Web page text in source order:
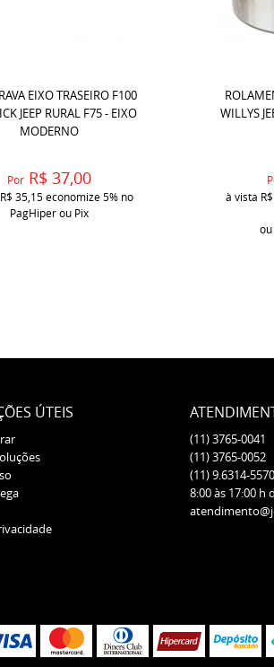
EIXO TRASEIRO F100
JEEP RURAL F75 - EIXO
MODERNO
Por R$ 37,00
R$ 35,15economize5% no
PagHiper ou Pix
WILLYS
à vista
ÚTEIS
(11)3765-0041
(11)3765-0052
(11)9.6314-5570
8:00 às 17:00 h